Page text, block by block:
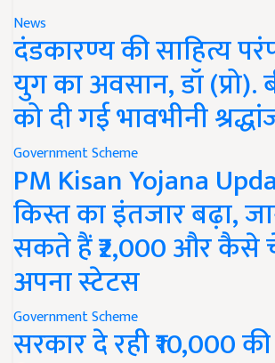
News
दंडकारण्य की साहित्य
युग का अवसान, डॉ (प्रो).
को दी गई भावभीनी
Government Scheme
PM Kisan Yojana
किस्त का इंतजार बढ़ा,
सकते हैं ₹2,000 और
अपना स्टेटस
Government Scheme
सरकार दे रही ₹10,000 की